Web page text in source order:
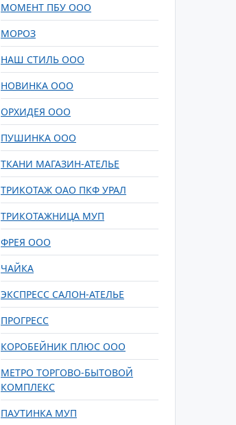
МОМЕНТ ПБУ ООО
МОРОЗ
НАШ СТИЛЬ ООО
НОВИНКА ООО
ОРХИДЕЯ ООО
ПУШИНКА ООО
ТКАНИ МАГАЗИН-АТЕЛЬЕ
ТРИКОТАЖ ОАО ПКФ УРАЛ
ТРИКОТАЖНИЦА МУП
ФРЕЯ ООО
ЧАЙКА
ЭКСПРЕСС САЛОН-АТЕЛЬЕ
ПРОГРЕСС
КОРОБЕЙНИК ПЛЮС ООО
МЕТРО ТОРГОВО-БЫТОВОЙ
КОМПЛЕКС
ПАУТИНКА МУП